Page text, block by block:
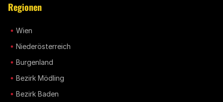
Regionen
Wien
Niederösterreich
Burgenland
Bezirk Mödling
Bezirk Baden